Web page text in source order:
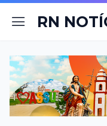
RN